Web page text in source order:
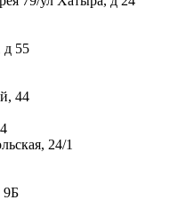
д 55
44
24/1
9Б